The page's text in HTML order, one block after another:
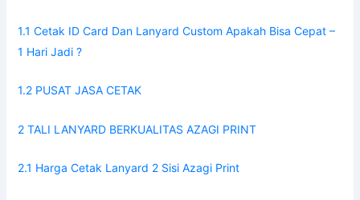
1.1 Cetak ID Card Dan Lanyard Custom Apakah Bisa Cepat –
1 Hari Jadi ?
1.2 PUSAT JASA CETAK
2 TALI LANYARD BERKUALITAS AZAGI PRINT
2.1 Harga Cetak Lanyard 2 Sisi Azagi Print